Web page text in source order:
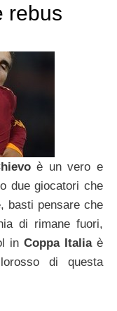
rebus
è un vero e
due giocatori che
basti pensare che
di rimane fuori,
inCoppa Italiaè
di questa